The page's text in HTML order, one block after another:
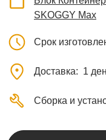
SKOGGY Max
Срок
Доставка 1
Сборка и